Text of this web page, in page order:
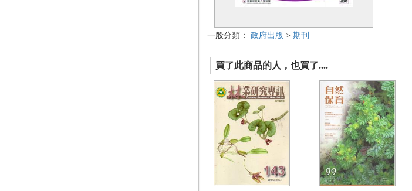
一般分類： 政府出版 > 期刊
買了此商品的人，也買了....